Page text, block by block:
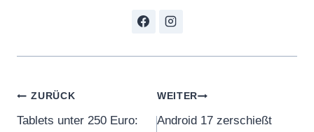
Beitragsnavigation
ZURÜCK
Tablets unter 250 Euro:
WEITER
Android 17 zerschießt